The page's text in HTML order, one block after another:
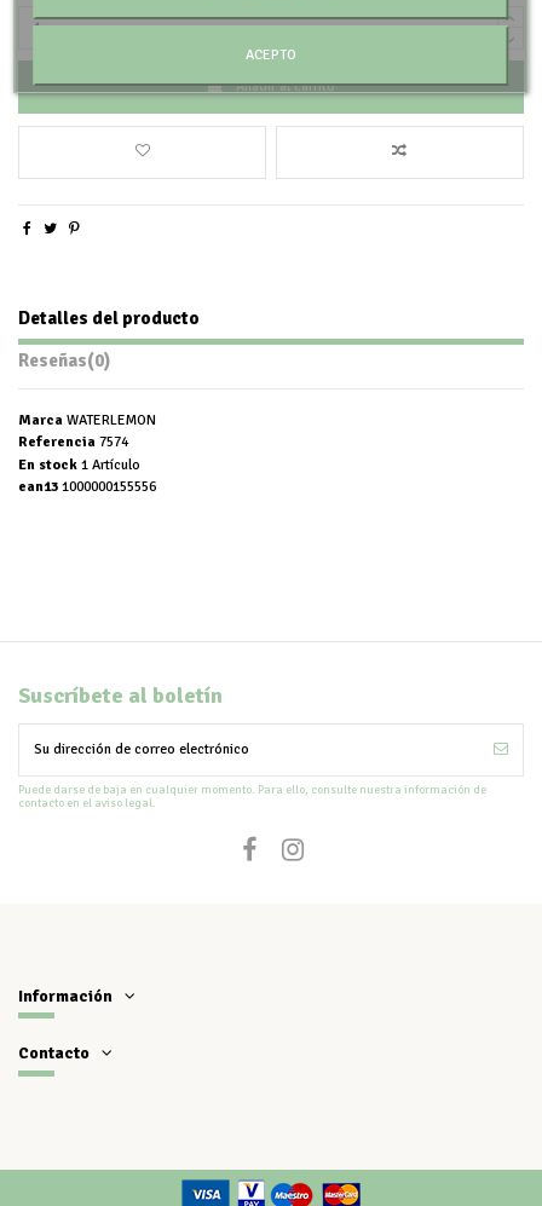
Añadir al carrito
Detalles del producto
Reseñas(0)
Marca WATERLEMON
Referencia 7574
En stock 1 Artículo
ean13 1000000155556
Suscríbete al boletín
Puede darse de baja en cualquier momento. Para ello, consulte nuestra información de
contacto en el aviso legal.
Información
Contacto
ACEPTO